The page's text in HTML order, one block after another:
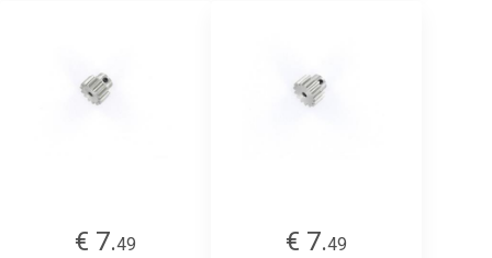
€ 7.49
€ 7.49